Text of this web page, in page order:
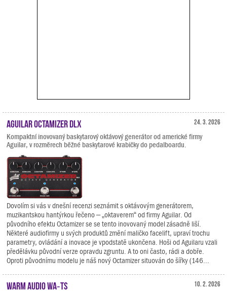
24. 3. 2026
Aguilar Octamizer DLX
Kompaktní inovovaný baskytarový oktávový generátor od americké firmy
Aguilar, v rozměrech běžné baskytarové krabičky do pedalboardu.
Dovolím si vás v dnešní recenzi seznámit s oktávovým generátorem,
muzikantskou hantýrkou řečeno – „oktaverem“ od firmy Aguilar. Od
původního efektu Octamizer se se tento inovovaný model zásadně liší.
Některé audiofirmy u svých produktů změní maličko facelift, upraví trochu
parametry, ovládání a inovace je vpodstatě ukončena. Hoši od Aguilaru vzali
předělávku původní verze opravdu zgruntu. A to oni často, rádi a dobře.
Oproti původnímu modelu je náš nový Octamizer situován do šířky (146...
10. 2. 2026
Warm Audio WA‑TS